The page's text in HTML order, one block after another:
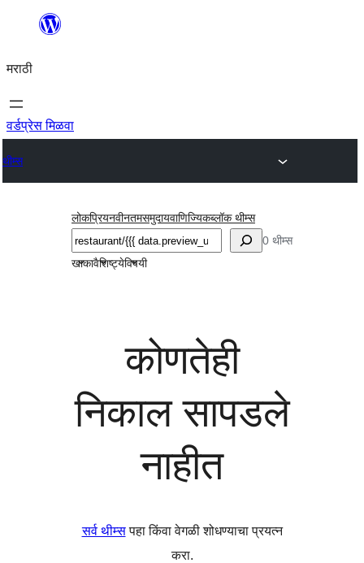
सामुग्रीवर
मराठी
वर्डप्रेस मिळवा
थीम्स
लोकप्रियनवीनतमसमुदायवाणिज्यिकब्लॉक थीम्स
शोधा
0 थीम्स
खाकावैशिष्ट्येविषयी
कोणतेही
निकाल सापडले
नाहीत
सर्व थीम्सपहा किंवा वेगळी शोधण्याचा प्रयत्न
करा.